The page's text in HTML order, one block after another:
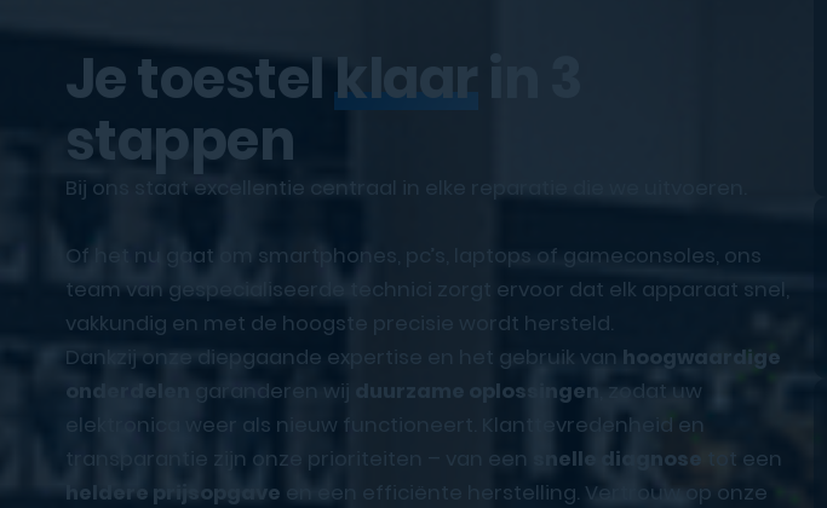
Je toestelklaar
stappen
Bij ons staat excellentie centraal in elke reparatie die we uitvoeren.
Of het nu gaat om smartphones, pc’s, laptops of gameconsoles, ons
team van gespecialiseerde technici zorgt ervoor dat elk apparaat snel,
vakkundig en met de hoogste precisie wordt hersteld.
Dankzij onze diepgaande expertise en het gebruik van hoogwaardige
onderdelen
garanderen wij duurzame oplossingen
, zodat uw
elektronica weer als nieuw functioneert. Klanttevredenheid en
transparantie zijn onze prioriteiten – van een
snelle diagnose
tot een
heldere prijsopgave en een efficiënte herstelling. Vertrouw op onze